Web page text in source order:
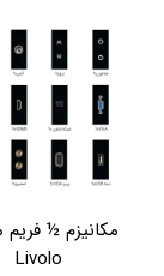
مکانیزم ½ فریم
Livolo